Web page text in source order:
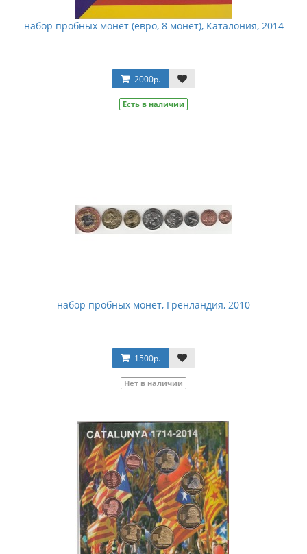
набор пробных монет (евро, 8 монет), Каталония, 2014
2000р.
Есть в наличии
набор пробных монет, Гренландия, 2010
1500р.
Нет в наличии